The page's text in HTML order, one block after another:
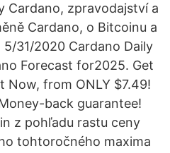
Cardano, zpravodajství a
Cardano, o Bitcoinu a
31/2020 Cardano Daily
Forecast for2025. Get
Now, from ONLY $7.49!
back guarantee!
z pohľadu rastu ceny
tohtoročného maxima